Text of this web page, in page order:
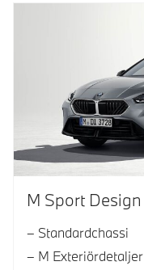
M Sport Design
Standardchassi
M Exteriördetaljer